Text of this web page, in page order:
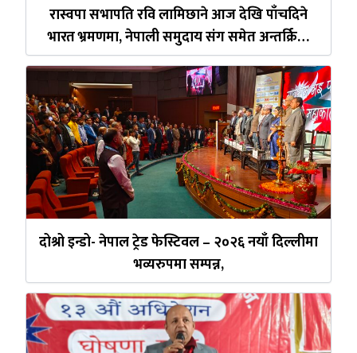
रास्वपा सभापति रवि लामिछाने आज देखि पाँचदिने
भारत भ्रमणमा, नेपाली समुदाय संग समेत अन्तर्क्रिया
गर्ने तय
दोश्रो इन्डो- नेपाल ट्रेड फेस्टिवल – २०२६ नयाँ दिल्लीमा
भव्यरुपमा सम्पन्न,